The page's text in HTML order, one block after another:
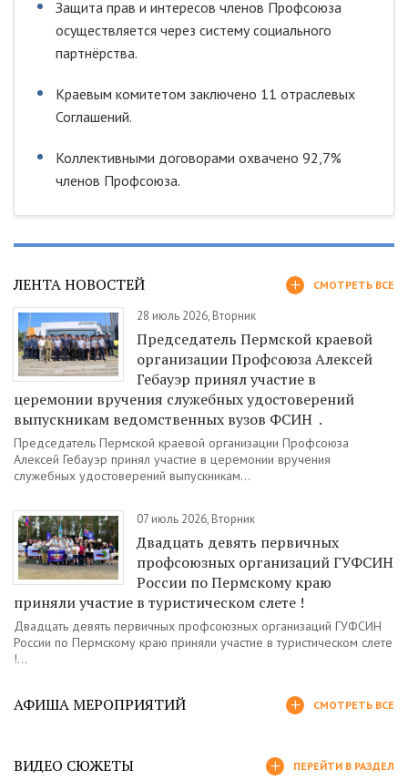
Защита прав и интересов членов Профсоюза
осуществляется через систему социального
партнёрства.
Краевым комитетом заключено 11 отраслевых
Соглашений.
Коллективными договорами охвачено 92,7%
членов Профсоюза.
ЛЕНТА НОВОСТЕЙ СМОТРЕТЬ ВСЕ
28 июль 2026, Вторник
Председатель Пермской краевой
организации Профсоюза Алексей
Гебауэр принял участие в
церемонии вручения служебных удостоверений
выпускникам ведомственных вузов ФСИН .
Председатель Пермской краевой организации Профсоюза
Алексей Гебауэр принял участие в церемонии вручения
служебных удостоверений выпускникам...
07 июль 2026, Вторник
Двадцать девять первичных
профсоюзных организаций ГУФСИН
России по Пермскому краю
приняли участие в туристическом слете !
Двадцать девять первичных профсоюзных организаций ГУФСИН
России по Пермскому краю приняли участие в туристическом слете
!...
АФИША МЕРОПРИЯТИЙ СМОТРЕТЬ ВСЕ
ВИДЕО СЮЖЕТЫ ПЕРЕЙТИ В РАЗДЕЛ